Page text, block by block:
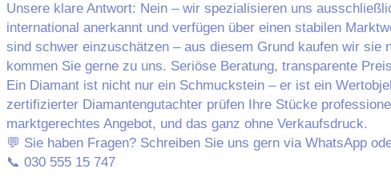
Unsere klare Antwort: Nein – wir spezialisieren uns
international anerkannt und verfügen über einen stabilen
sind schwer einzuschätzen – aus diesem Grund kaufen wir
kommen Sie gerne zu uns. Seriöse Beratung, transparente
Ein Diamant ist nicht nur ein Schmuckstein – er ist ein
zertifizierter Diamantengutachter prüfen Ihre Stücke
marktgerechtes Angebot, und das ganz ohne Verkaufsdruck.
💬 Sie haben Fragen? Schreiben Sie uns gern via WhatsApp
📞 030 555 15 747